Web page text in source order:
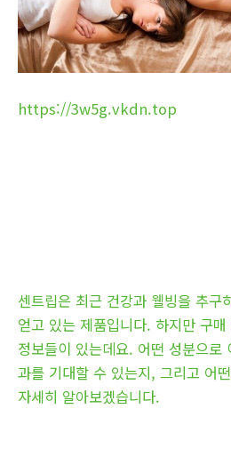
https://3w5g.vkdn.top
센트립은 최근 건강과 웰빙을 추구
얻고 있는 제품입니다. 하지만 구
정보들이 있는데요. 어떤 성분으로
과를 기대할 수 있는지, 그리고 어
자세히 알아보겠습니다.